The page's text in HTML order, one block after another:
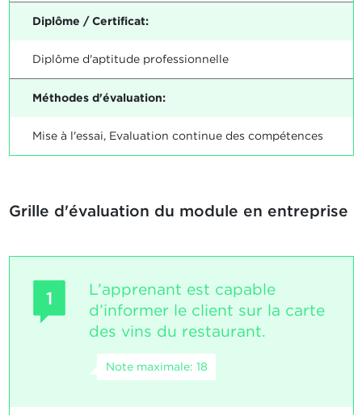
Diplôme / Certificat:
Diplôme d'aptitude professionnelle
Méthodes d'évaluation:
Mise à l'essai, Evaluation continue des compétences
Grille d'évaluation du module en entreprise
1
L’apprenant est capable
d’informer le client sur la carte
des vins du restaurant.
Note maximale: 18